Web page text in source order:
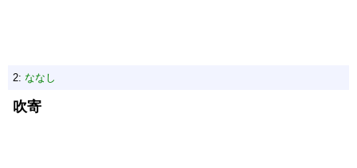
2: ななし
吹寄